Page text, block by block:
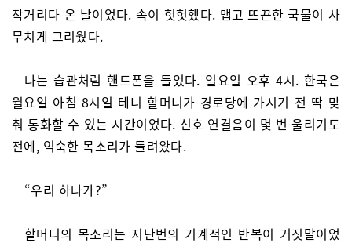
작거리다 온 날이었다. 속이 헛헛했다. 맵고 뜨끈한 국물이 사
무치게 그리웠다.
나는 습관처럼 핸드폰을 들었다. 일요일 오후 4시. 한국은
월요일 아침 8시일 테니 할머니가 경로당에 가시기 전 딱 맞
춰 통화할 수 있는 시간이었다. 신호 연결음이 몇 번 울리기도
전에, 익숙한 목소리가 들려왔다.
“우리 하나가?”
할머니의 목소리는 지난번의 기계적인 반복이 거짓말이었